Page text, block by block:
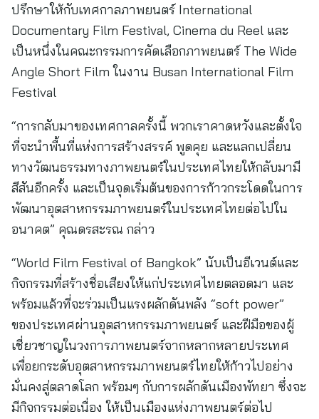
ปรึกษาให้กับเทศกาลภาพยนตร์ International
Documentary Film Festival, Cinema du Reel และ
เป็นหนึ่งในคณะกรรมการคัดเลือกภาพยนตร์ The Wide
Angle Short Film ในงาน Busan International Film
Festival
“การกลับมาของเทศกาลครั้งนี้ พวกเราคาดหวังและตั้งใจ
ที่จะนำพื้นที่แห่งการสร้างสรรค์ พูดคุย และแลกเปลี่ยน
ทางวัฒนธรรมทางภาพยนตร์ในประเทศไทยให้กลับมามี
สีสันอีกครั้ง และเป็นจุดเริ่มต้นของการก้าวกระโดดในการ
พัฒนาอุตสาหกรรมภาพยนตร์ในประเทศไทยต่อไปใน
อนาคต” คุณดรสะรณ กล่าว
“World Film Festival of Bangkok” นับเป็นอีเวนต์และ
กิจกรรมที่สร้างชื่อเสียงให้แก่ประเทศไทยตลอดมา และ
พร้อมแล้วที่จะร่วมเป็นแรงผลักดันพลัง “soft power”
ของประเทศผ่านอุตสาหกรรมภาพยนตร์ และฝีมือของผู้
เชี่ยวชาญในวงการภาพยนตร์จากหลากหลายประเทศ
เพื่อยกระดับอุตสาหกรรมภาพยนตร์ไทยให้ก้าวไปอย่าง
มั่นคงสู่ตลาดโลก พร้อมๆ กับการผลักดันเมืองพัทยา ซึ่งจะ
มีกิจกรรมต่อเนื่อง ให้เป็นเมืองแห่งภาพยนตร์ต่อไป